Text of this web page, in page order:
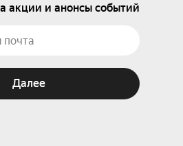
акции и анонсы событий
Далее